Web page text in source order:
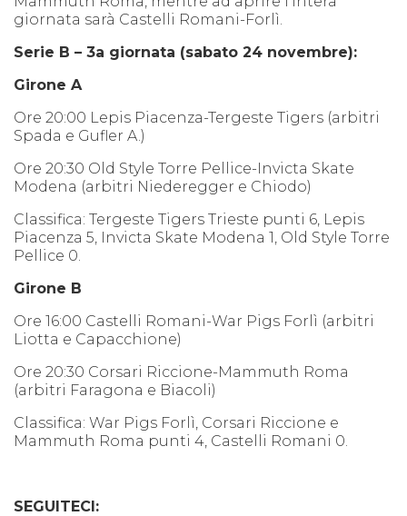
giornata sarà Castelli Romani-Forlì.
Serie B – 3a giornata (sabato 24 novembre):
Girone A
Ore 20:00 Lepis Piacenza-Tergeste Tigers (arbitri
Spada e Gufler A.)
Ore 20:30 Old Style Torre Pellice-Invicta Skate
Modena (arbitri Niederegger e Chiodo)
Classifica: Tergeste Tigers Trieste punti 6, Lepis
Piacenza 5, Invicta Skate Modena 1, Old Style Torre
Pellice 0.
Girone B
Ore 16:00 Castelli Romani-War Pigs Forlì (arbitri
Liotta e Capacchione)
Ore 20:30 Corsari Riccione-Mammuth Roma
(arbitri Faragona e Biacoli)
Classifica: War Pigs Forlì, Corsari Riccione e
Mammuth Roma punti 4, Castelli Romani 0.
SEGUITECI: